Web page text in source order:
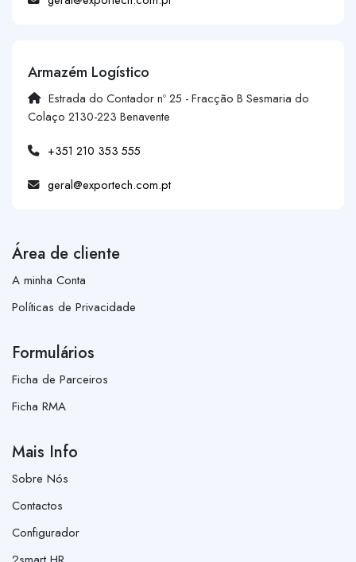
Armazém Logístico
Estrada do Contador nº 25 - Fracção B Sesmaria do
Colaço 2130-223 Benavente
+351 210 353 555
geral@exportech.com.pt
Área de cliente
A minha Conta
Políticas de Privacidade
Formulários
Ficha de Parceiros
Ficha RMA
Mais Info
Sobre Nós
Contactos
Configurador